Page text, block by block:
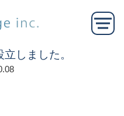
しました。